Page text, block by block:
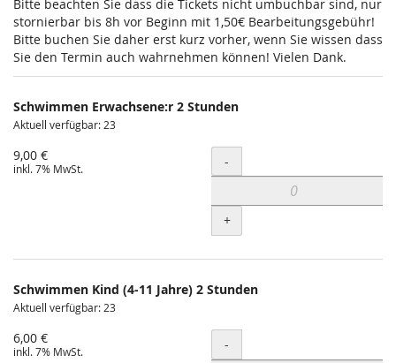
Bitte beachten Sie dass die Tickets nicht umbuchbar sind, nur
stornierbar bis 8h vor Beginn mit 1,50€ Bearbeitungsgebühr!
Bitte buchen Sie daher erst kurz vorher, wenn Sie wissen dass
Sie den Termin auch wahrnehmen können! Vielen Dank.
Schwimmen Erwachsene:r 2 Stunden
Aktuell verfügbar: 23
9,00 €
inkl. 7% MwSt. Menge
-
+
Schwimmen Kind (4-11 Jahre) 2 Stunden
Aktuell verfügbar: 23
6,00 €
inkl. 7% MwSt. Menge
-